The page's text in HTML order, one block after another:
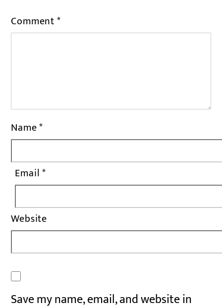
Comment*
Name*
Email*
Website
Save my name, email, and website in